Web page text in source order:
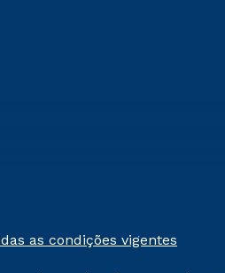
as condições vigentes